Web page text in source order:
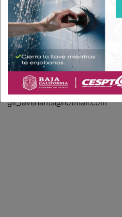
blanco como color oficial de
Hasta la fecha, nadie sabe,
propuesta de verificar el
acuerdos. Parecen simples
han de pensar que no
pero no todos piensan lo
Regidores que las proponen.
siguen ignorando.
gil_lavenants@hotmail.com